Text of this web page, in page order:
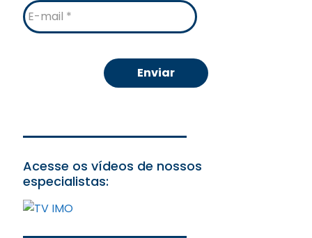
E-
mail
Acesse os vídeos de nossos
especialistas: